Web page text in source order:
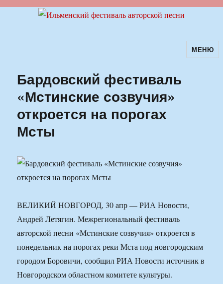
Ильменский фестиваль авторскойМЕНЮ
Бардовский фестиваль
«Мстинские созвучия»
откроется на порогах
Мсты
ВЕЛИКИЙ НОВГОРОД, 30 апр — РИА Новости,
Андрей Летягин. Межрегиональный фестиваль
авторской песни «Мстинские созвучия» откроется в
понедельник на порогах реки Мста под новгородским
городом Боровичи, сообщил РИА Новости источник в
Новгородском областном комитете культуры.